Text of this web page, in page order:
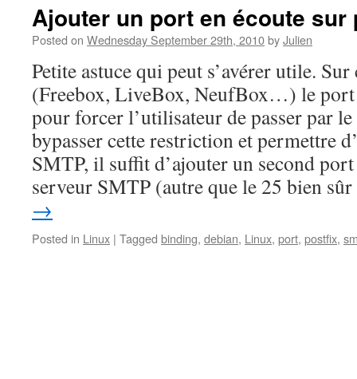
Ajouter un port en écoute sur
Posted on Wednesday September 29th, 2010byJulien
Petite astuce qui peut s’avérer utile.
(Freebox, LiveBox, NeufBox…) le port
pour forcer l’utilisateur de passer par
bypasser cette restriction et permettre
SMTP, il suffit d’ajouter un second
serveur SMTP (autre que le 25 bien
→
Posted in Linux | Tagged binding, debian, Linux, port, postfix,